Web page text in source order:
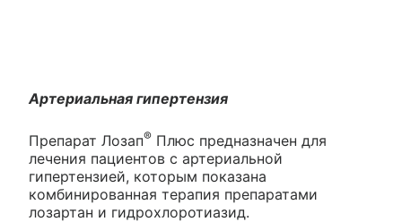
Артериальная гипертензия
Препарат Лозап® Плюс предназначен для
лечения пациентов с артериальной
гипертензией, которым показана
комбинированная терапия препаратами
лозартан и гидрохлоротиазид.